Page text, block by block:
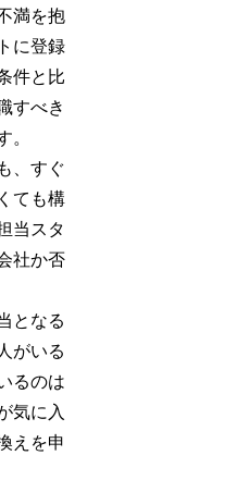
満を抱
に登録
件と比
すべき
。
、すぐ
ても構
当スタ
社か否
となる
がいる
るのは
気に入
えを申